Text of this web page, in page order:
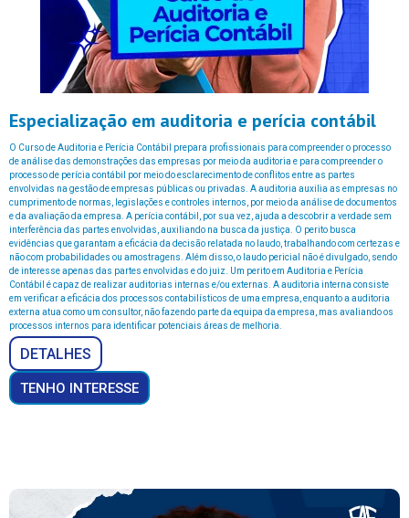
Especialização em auditoria e perícia contábil
O CursodeAuditoria e Perícia Contábil prepara profissionais para compreendero processo
deanálisedas demonstrações das empresas por meioda auditoria e para compreendero
processode perícia contábil por meiodoesclarecimentodeconflitos entreas partes
envolvidas na gestãodeempresas públicas ou privadas. Aauditoria auxilia as empresas no
cumprimentode normas, legislações econtroles internos, por meioda análisededocumentos
eda avaliaçãoda empresa. A perícia contábil, por sua vez, ajuda a descobrira verdade sem
interferência das partes envolvidas, auxiliando na busca da justiça. O perito busca
evidências quegarantam a eficácia da decisão relatada no laudo, trabalhandocom certezas e
nãocom probabilidades ou amostragens. Além disso, o laudo pericial nãoédivulgado, sendo
deinteresseapenas das partes envolvidas edojuiz. Um peritoem Auditoria e Perícia
Contábil écapaz de realizarauditorias internas e/ou externas. Aauditoria interna consiste
em verificara eficácia dos processos contabilísticos de uma empresa, enquantoa auditoria
externa atua como um consultor, nãofazendo parteda equipa da empresa, mas avaliandoos
processos internos para identificar potenciais áreas de melhoria.
DETALHES
TENHO INTERESSE